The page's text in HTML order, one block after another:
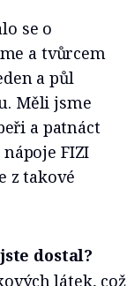
se o
a tvůrcem
a půl
Měli jsme
a patnáct
FIZI
z takové
dostal?
látek, což